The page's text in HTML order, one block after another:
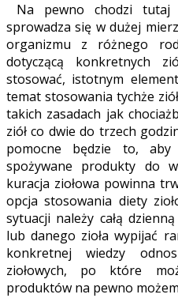
Na pewno chodzi tutaj
sprowadza się w dużej
organizmu z różnego
dotyczącą konkretnych
stosować, istotnym
temat stosowania tychże
takich zasadach jak
ziół co dwie do trzech
pomocne będzie to,
spożywane produkty do
kuracja ziołowa powinna
opcja stosowania diety
sytuacji należy całą
lub danego zioła wypijać
konkretnej wiedzy
ziołowych, po które
produktów na pewno